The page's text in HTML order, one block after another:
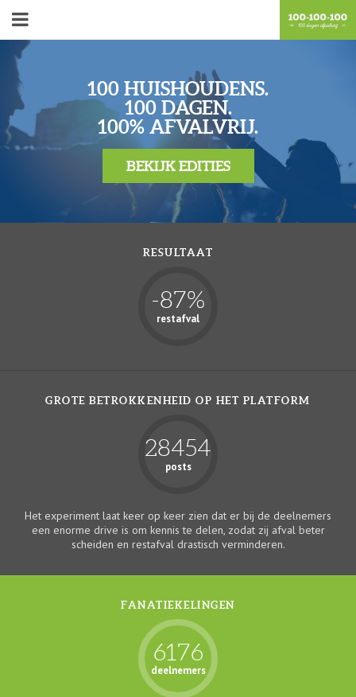
100 HUISHOUDENS.
100 DAGEN.
100% AFVALVRIJ.
BEKIJK EDITIES
RESULTAAT
-87%
restafval
GROTE BETROKKENHEID OP HET PLATFORM
28454
posts
Het experiment laat keer op keer zien dat er bij de deelnemers
een enorme drive is om kennis te delen, zodat zij afval beter
scheiden en restafval drastisch verminderen.
FANATIEKELINGEN
6176
deelnemers